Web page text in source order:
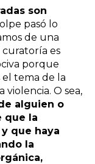
son
pasó lo
de una
es
porque
tema de la
violencia. O sea,
alguien o
que la
que haya
la